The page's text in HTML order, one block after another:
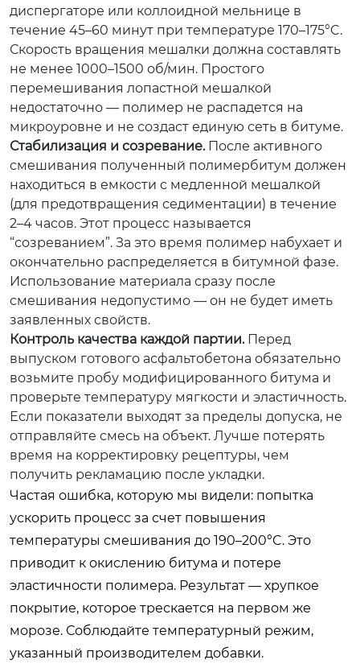
диспергаторе или коллоидной мельнице в
течение 45–60 минут при температуре 170–175°C.
Скорость вращения мешалки должна составлять
не менее 1000–1500 об/мин. Простого
перемешивания лопастной мешалкой
недостаточно — полимер не распадется на
микроуровне и не создаст единую сеть в битуме.
Стабилизация и созревание.После активного
смешивания полученный полимербитум должен
находиться в емкости с медленной мешалкой
(для предотвращения седиментации) в течение
2–4 часов. Этот процесс называется
“созреванием”. За это время полимер набухает и
окончательно распределяется в битумной фазе.
Использование материала сразу после
смешивания недопустимо — он не будет иметь
заявленных свойств.
Контроль качества каждой партии.Перед
выпуском готового асфальтобетона обязательно
возьмите пробу модифицированного битума и
проверьте температуру мягкости и эластичность.
Если показатели выходят за пределы допуска, не
отправляйте смесь на объект. Лучше потерять
время на корректировку рецептуры, чем
получить рекламацию после укладки.
Частая ошибка, которую мы видели: попытка
ускорить процесс за счет повышения
температуры смешивания до 190–200°C. Это
приводит к окислению битума и потере
эластичности полимера. Результат — хрупкое
покрытие, которое трескается на первом же
морозе. Соблюдайте температурный режим,
указанный производителем добавки.